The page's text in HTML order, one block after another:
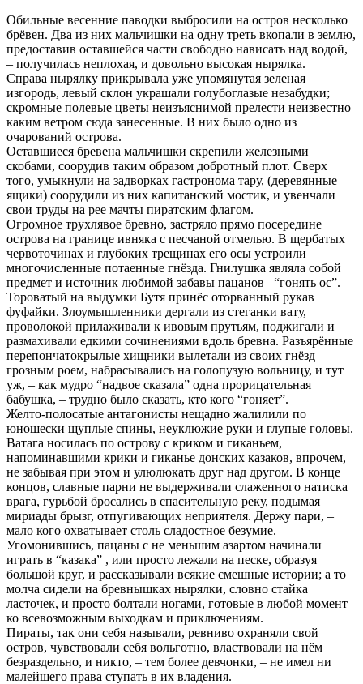
Обильные весенние паводки выбросили на остров несколько
брёвен. Два из них мальчишки на одну треть вкопали в землю,
предоставив оставшейся части свободно нависать над водой,
– получилась неплохая, и довольно высокая нырялка.
Справа нырялку прикрывала уже упомянутая зеленая
изгородь, левый склон украшали голубоглазые незабудки;
скромные полевые цветы неизъяснимой прелести неизвестно
каким ветром сюда занесенные. В них было одно из
очарований острова.
Оставшиеся бревена мальчишки скрепили железными
скобами, соорудив таким образом добротный плот. Сверх
того, умыкнули на задворках гастронома тару, (деревянные
ящики) соорудили из них капитанский мостик, и увенчали
свои труды на рее мачты пиратским флагом.
Огромное трухлявое бревно, застряло прямо посередине
острова на границе ивняка с песчаной отмелью. В щербатых
червоточинах и глубоких трещинах его осы устроили
многочисленные потаенные гнёзда. Гнилушка являла собой
предмет и источник любимой забавы пацанов –“гонять ос”.
Тороватый на выдумки Бутя принёс оторванный рукав
фуфайки. Злоумышленники дергали из стеганки вату,
проволокой прилаживали к ивовым прутьям, поджигали и
размахивали едкими сочинениями вдоль бревна. Разъярённые
перепончатокрылые хищники вылетали из своих гнёзд
грозным роем, набрасывались на голопузую вольницу, и тут
уж, – как мудро “надвое сказала” одна прорицательная
бабушка, – трудно было сказать, кто кого “гоняет”.
Желто-полосатые антагонисты нещадно жалилили по
юношески щуплые спины, неуклюжие руки и глупые головы.
Ватага носилась по острову с криком и гиканьем,
напоминавшими крики и гиканье донских казаков, впрочем,
не забывая при этом и улюлюкать друг над другом. В конце
концов, славные парни не выдерживали слаженного натиска
врага, гурьбой бросались в спасительную реку, подымая
мириады брызг, отпугивающих неприятеля. Держу пари, –
мало кого охватывает столь сладостное безумие.
Угомонившись, пацаны с не меньшим азартом начинали
играть в “казака” , или просто лежали на песке, образуя
большой круг, и рассказывали всякие смешные истории; а то
молча сидели на бревнышках нырялки, словно стайка
ласточек, и просто болтали ногами, готовые в любой момент
ко всевозможным выходкам и приключениям.
Пираты, так они себя называли, ревниво охраняли свой
остров, чувствовали себя вольготно, властвовали на нём
безраздельно, и никто, – тем более девчонки, – не имел ни
малейшего права ступать в их владения.